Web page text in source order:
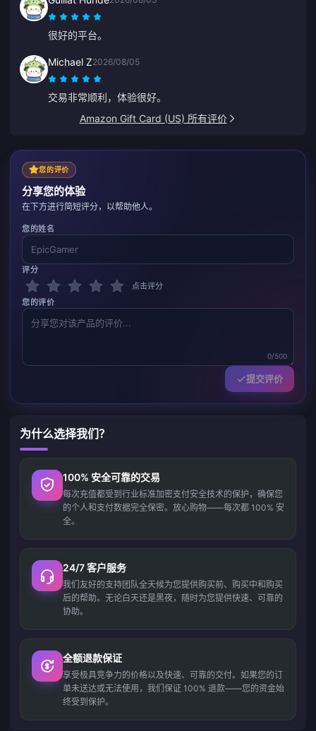
很好的平台。
Michael Z2026/08/05
交易非常顺利，体验很好。
Amazon Gift Card (US) 所有评价
您的评价
分享您的体验
在下方进行简短评分，以帮助他人。
您的姓名
评分
点击评分
您的评价
0/500
提交评价
为什么选择我们？
100% 安全可靠的交易
每次充值都受到行业标准加密支付安全技术的保护，确保您
的个人和支付数据完全保密。放心购物——每次都 100% 安
全。
24/7 客户服务
我们友好的支持团队全天候为您提供购买前、购买中和购买
后的帮助。无论白天还是黑夜，随时为您提供快速、可靠的
协助。
全额退款保证
享受极具竞争力的价格以及快速、可靠的交付。如果您的订
单未送达或无法使用，我们保证 100% 退款——您的资金始
终受到保护。